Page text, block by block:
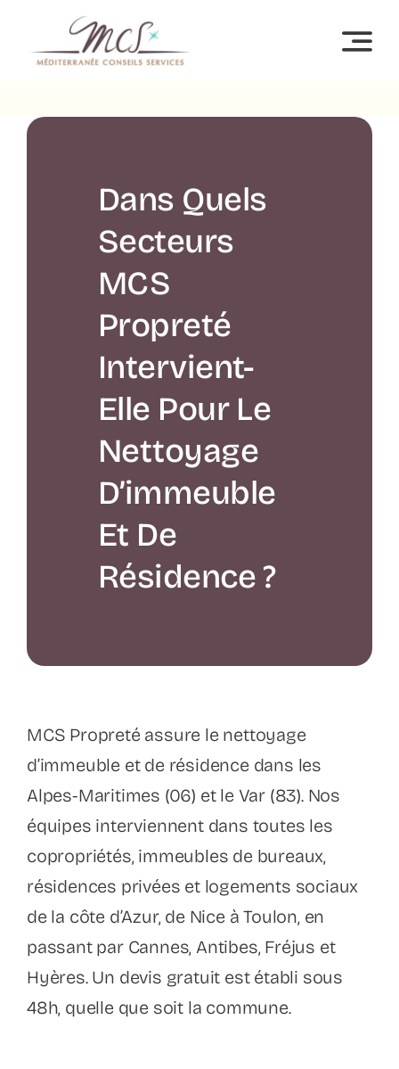
contenu
Dans Quels
Secteurs
MCS
Propreté
Intervient-
Elle Pour Le
Nettoyage
D’immeuble
Et De
Résidence ?
MCS Propreté assure le nettoyage
d’immeuble et de résidence dans les
Alpes-Maritimes (06) et le Var (83). Nos
équipes interviennent dans toutes les
copropriétés, immeubles de bureaux,
résidences privées et logements sociaux
de la côte d’Azur, de Nice à Toulon, en
passant par Cannes, Antibes, Fréjus et
Hyères. Un devis gratuit est établi sous
48h, quelle que soit la commune.